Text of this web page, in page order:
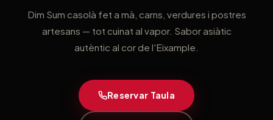
Dim Sum casolà fet a mà, carns, verdures i postres
artesans — tot cuinat al vapor. Sabor asiàtic
autèntic al cor de l'Eixample.
Reservar Taula